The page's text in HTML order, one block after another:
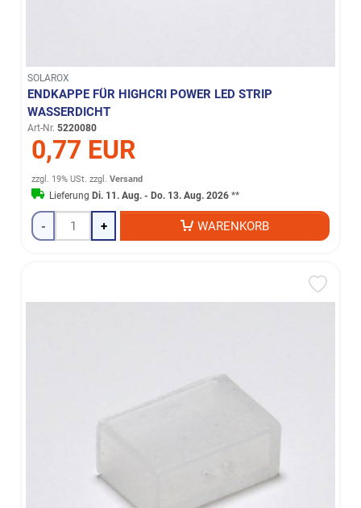
SOLAROX
ENDKAPPE FÜR HIGHCRI POWER LED STRIP
WASSERDICHT
Art-Nr. 5220080
0,77 EUR
zzgl. 19% USt. zzgl.Versand
Lieferung Di. 11. Aug. - Do. 13. Aug. 2026 **
- + WARENKORB